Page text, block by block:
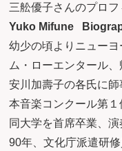
三舩優子さんのプロフ
Yuko Mifune
幼少の頃よりニュー
ム・ローエンタール
安川加壽子の各氏に
本音楽コンクール第１
同大学を首席卒業、演
90年、文化庁派遣研